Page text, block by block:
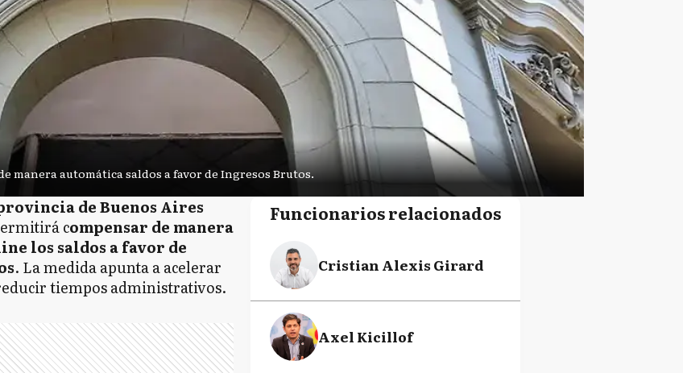
manera automática saldos a favor de Ingresos Brutos.
de Buenos Aires
compensar de manera
los saldos a favor de
. La medida apunta a acelerar
tiempos administrativos.
Funcionarios relacionados
Cristian Alexis Girard
Axel Kicillof